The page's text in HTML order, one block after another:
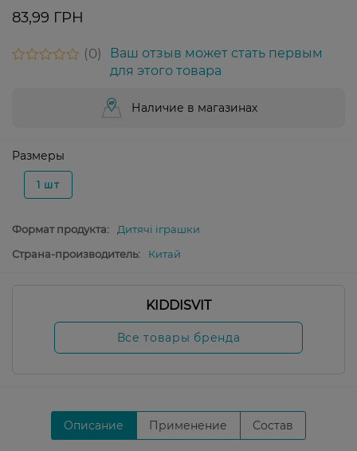
83,99 ГРН
0
Ваш отзыв может стать первым
для этого товара
Наличие в магазинах
Размеры
1 шт
Формат продукта:
Дитячі іграшки
Страна-производитель:
Китай
KIDDISVIT
Все товары бренда
Описание Применение Состав